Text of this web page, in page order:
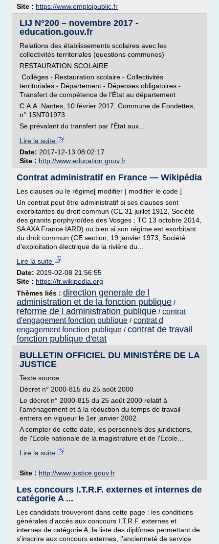
Site : https://www.emploipublic.fr
LIJ N°200 – novembre 2017 -
education.gouv.fr
Relations des établissements scolaires avec les
collectivités territoriales (questions communes)
RESTAURATION SCOLAIRE
Collèges - Restauration scolaire - Collectivités
territoriales - Département - Dépenses obligatoires -
Transfert de compétence de l'État au département
C.A.A. Nantes, 10 février 2017, Commune de Fondettes,
n° 15NT01973
Se prévalant du transfert par l'État aux...
Lire la suite
Date: 2017-12-13 08:02:17
Site : http://www.education.gouv.fr
Contrat administratif en France — Wikipédia
Les clauses ou le régime[ modifier | modifier le code ]
Un contrat peut être administratif si ses clauses sont
exorbitantes du droit commun (CE 31 juillet 1912, Société
des granits porphyroïdes des Vosges ; TC 13 octobre 2014,
SA AXA France IARD) ou bien si son régime est exorbitant
du droit commun (CE section, 19 janvier 1973, Société
d'exploitation électrique de la rivière du...
Lire la suite
Date: 2019-02-08 21:56:55
Site : https://fr.wikipedia.org
Thèmes liés : direction generale de l
administration et de la fonction publique /
reforme de l administration publique / contrat
d'engagement fonction publique / contrat d
engagement fonction publique / contrat de travail
fonction publique d'etat
BULLETIN OFFICIEL DU MINISTÈRE DE LA
JUSTICE
Texte source :
Décret n° 2000-815 du 25 août 2000
Le décret n° 2000-815 du 25 août 2000 relatif à
l'aménagement et à la réduction du temps de travail
entrera en vigueur le 1er janvier 2002.
A compter de cette date, les personnels des juridictions,
de l'Ecole nationale de la magistrature et de l'Ecole...
Lire la suite
Site : http://www.justice.gouv.fr
Les concours I.T.R.F. externes et internes de
catégorie A ...
Les candidats trouveront dans cette page : les conditions
générales d'accès aux concours I.T.R.F. externes et
internes de catégorie A, la liste des diplômes permettant de
s'inscrire aux concours externes, l'ancienneté de service